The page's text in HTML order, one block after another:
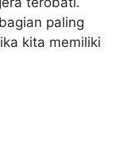
paling
kita memiliki